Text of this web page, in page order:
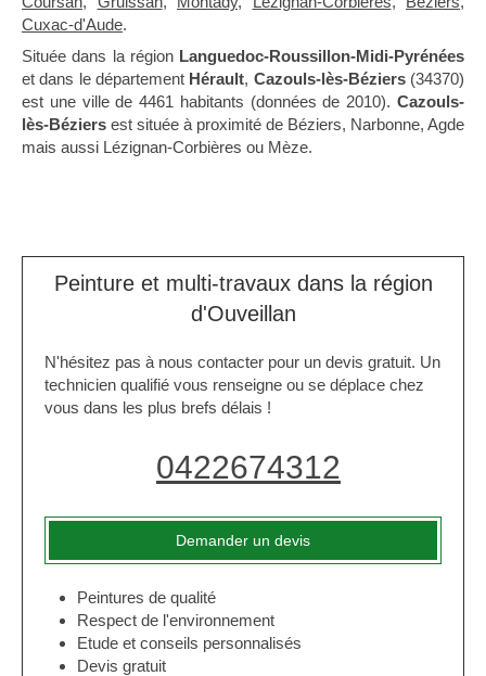
Cuxac-d'Aude.
Située dans la région Languedoc-Roussillon-Midi-Pyrénées
et dans le département Hérault, Cazouls-lès-Béziers(34370)
est une ville de 4461 habitants (données de 2010). Cazouls-
lès-Béziers est située à proximité de Béziers, Narbonne, Agde
mais aussi Lézignan-Corbières ou Mèze.
Peinture et multi-travaux dans la région
d'Ouveillan
N'hésitez pas à nous contacter pour un devis gratuit. Un
technicien qualifié vous renseigne ou se déplace chez
vous dans les plus brefs délais !
0422674312
Demander un devis
Peintures de qualité
Respect de l'environnement
Etude et conseils personnalisés
Devis gratuit